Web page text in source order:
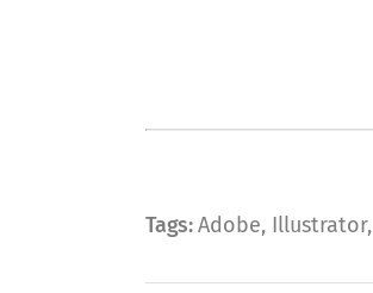
Tags: Adobe, Illustrator,